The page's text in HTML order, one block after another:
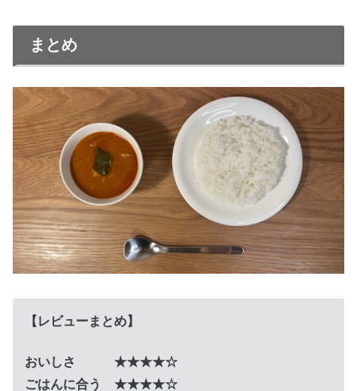
まとめ
【レビューまとめ】
おいしさ ★★★★☆
ごはんに合う ★★★★☆